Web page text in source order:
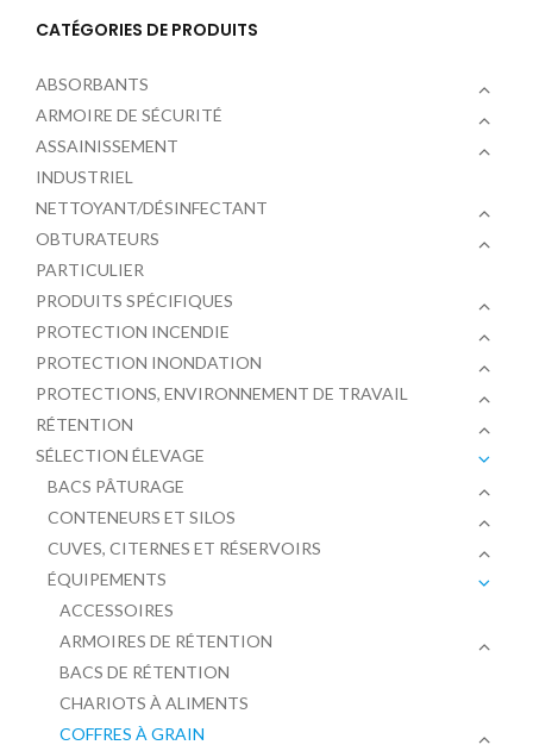
CATÉGORIES DE PRODUITS
ABSORBANTS
ARMOIRE DE SÉCURITÉ
ASSAINISSEMENT
INDUSTRIEL
NETTOYANT/DÉSINFECTANT
OBTURATEURS
PARTICULIER
PRODUITS SPÉCIFIQUES
PROTECTION INCENDIE
PROTECTION INONDATION
PROTECTIONS, ENVIRONNEMENT DE TRAVAIL
RÉTENTION
SÉLECTION ÉLEVAGE
BACS PÂTURAGE
CONTENEURS ET SILOS
CUVES, CITERNES ET RÉSERVOIRS
ÉQUIPEMENTS
ACCESSOIRES
ARMOIRES DE RÉTENTION
BACS DE RÉTENTION
CHARIOTS À ALIMENTS
COFFRES À GRAIN